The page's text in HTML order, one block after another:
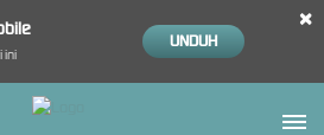
ini
UNDUH
×